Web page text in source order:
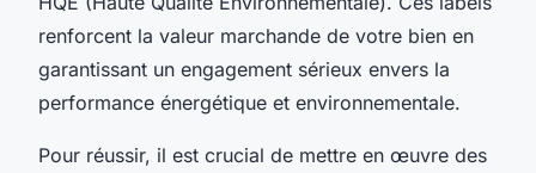
renforcent la valeur marchande de votre bien en
garantissant un engagement sérieux envers la
performance énergétique et environnementale.
Pour réussir, il est crucial de mettre en œuvre des